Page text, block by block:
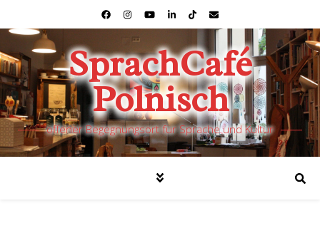
SprachCafé
Polnisch
offener Begegnungsort für Sprache und Kultur